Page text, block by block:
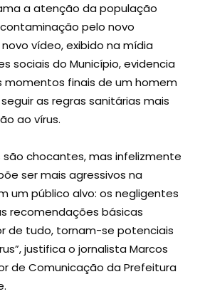
a atenção da população
pelo novo
vídeo, exibido na mídia
sociais do Município, evidencia
momentos finais de um homem
as regras sanitárias mais
ao vírus.
são chocantes, mas infelizmente
ser mais agressivos na
um público alvo: os negligentes
recomendações básicas
de tudo, tornam-se potenciais
justifica o jornalista Marcos
de Comunicação da Prefeitura